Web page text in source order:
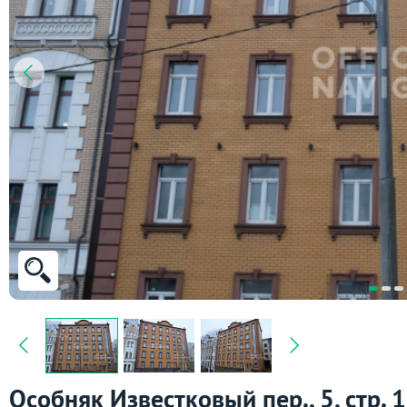
Особняк Известковый пер., 5, стр.